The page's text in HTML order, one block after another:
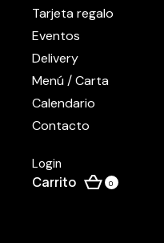
Tarjeta regalo
Eventos
Delivery
Menú / Carta
Calendario
Contacto
Login
0